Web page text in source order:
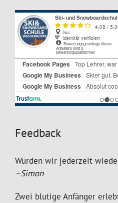
Feedback
Würden wir jederzeit
–Simon
Zwei blutige Anfänger